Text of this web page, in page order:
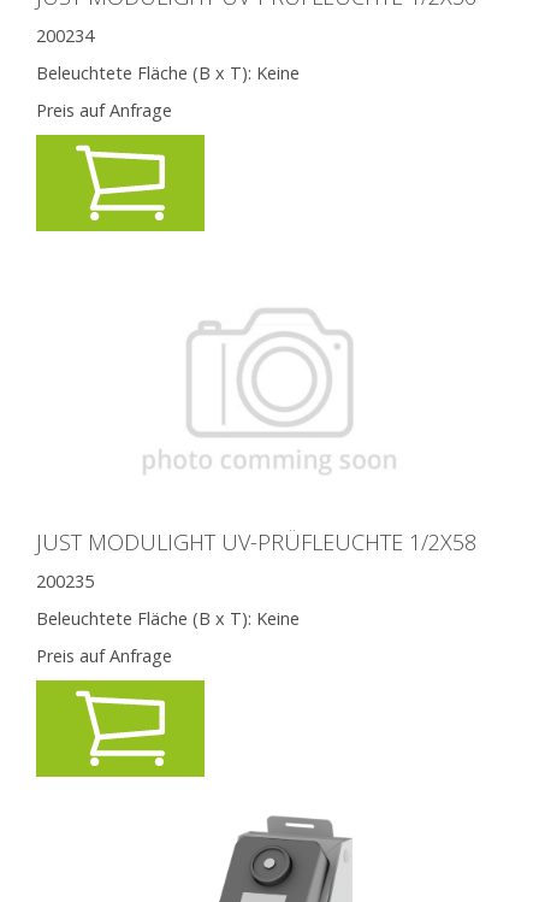
200234
Beleuchtete Fläche (B x T): Keine
Preis auf Anfrage
JUST MODULIGHT UV-PRÜFLEUCHTE 1/2X58
200235
Beleuchtete Fläche (B x T): Keine
Preis auf Anfrage